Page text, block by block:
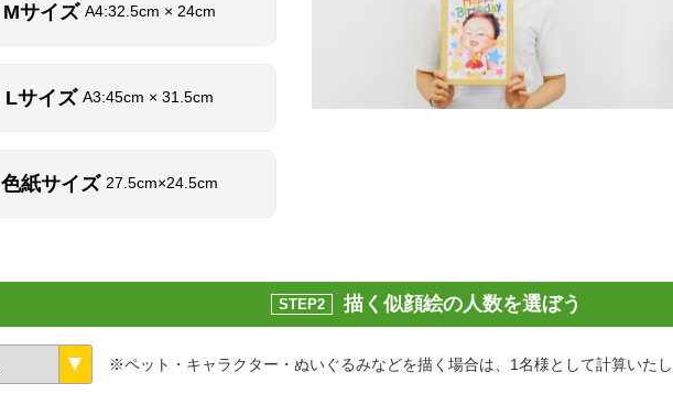
Mサイズ A4:32.5cm × 24cm
Lサイズ A3:45cm × 31.5cm
色紙サイズ 27.5cm×24.5cm
STEP2 描く似顔絵の人数を選ぼう
※ペット・キャラクター・ぬいぐるみなどを描く場合は、1名様として計算いた